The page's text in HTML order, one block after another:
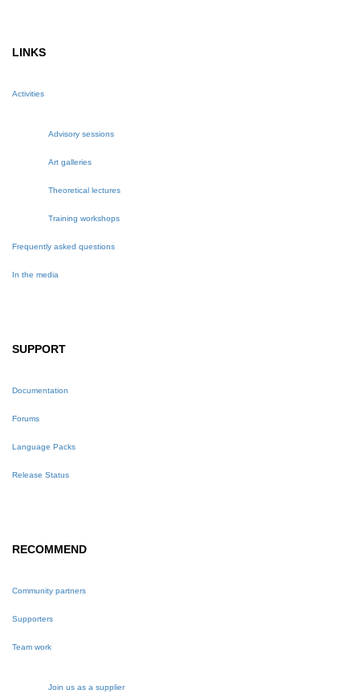
LINKS
Activities
Advisory sessions
Art galleries
Theoretical lectures
Training workshops
Frequently asked questions
In the media
SUPPORT
Documentation
Forums
Language Packs
Release Status
RECOMMEND
Community partners
Supporters
Team work
Join us as a supplier